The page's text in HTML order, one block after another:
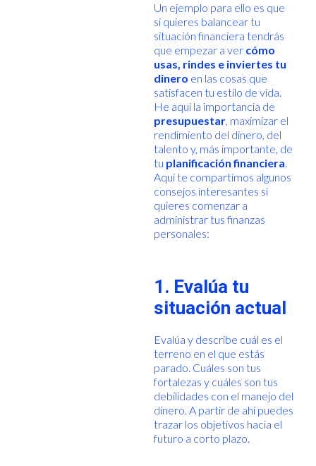
Un ejemplo para ello es que
si quieres balancear tu
situación financiera tendrás
que empezar a ver cómo
usas, rindes e inviertes tu
dinero en las cosas que
satisfacen tu estilo de vida.
He aquí la importancia de
presupuestar, maximizar el
rendimiento del dinero, del
talento y, más importante, de
tu planificación financiera.
Aquí te compartimos algunos
consejos interesantes si
quieres comenzar a
administrar tus finanzas
personales:
1. Evalúa tu
situación actual
Evalúa y describe cuál es el
terreno en el que estás
parado. Cuáles son tus
fortalezas y cuáles son tus
debilidades con el manejo del
dinero. A partir de ahí puedes
trazar los objetivos hacia el
futuro a corto plazo.